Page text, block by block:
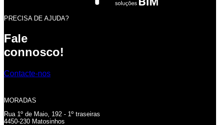
PRECISA DE AJUDA?
Fale
connosco!
Contacte-nos
MORADAS
Rua 1º de Maio, 192 - 1º traseiras
4450-230 Matosinhos